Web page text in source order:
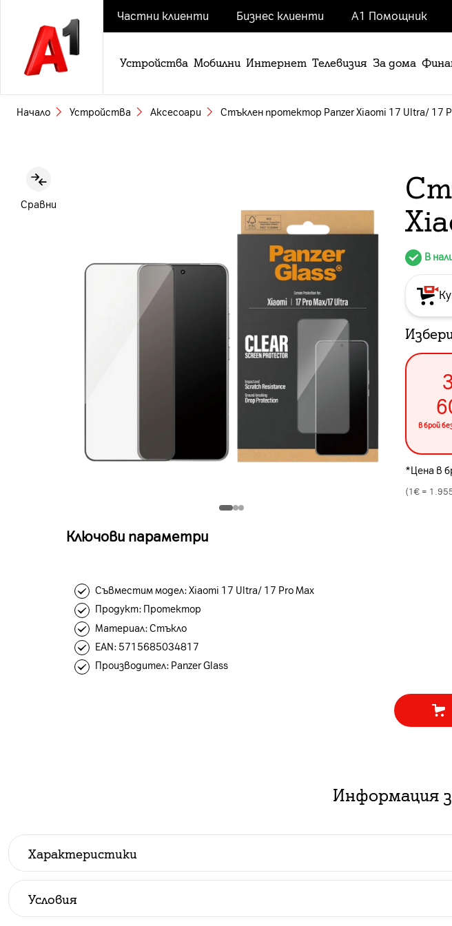
Частни клиенти Бизнес клиенти А1 Помощник
Устройства Мобилни Интернет Телевизия За дома
Начало Устройства Аксесоари Стъклен протeктор Panzer Xiaomi 17 Ultra/ 17
Сравни
Ключови параметри
Съвместим модел: Xiaomi 17 Ultra/ 17 Pro Max
Продукт: Протектор
Материал: Стъкло
ЕAN: 5715685034817
Производител: Panzer Glass
В
в брой
*Цена в
(1€ =
Информация
Характеристики
Производител:Panzer
Условия